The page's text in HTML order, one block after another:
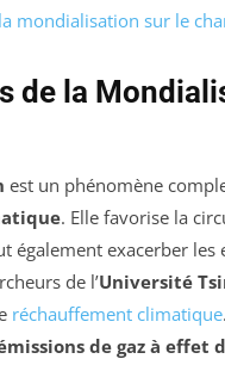
mondialisation sur le
de la
est un phénomène
. Elle favorise la
également exacerber
de l’Université
réchauffement climatique
de gaz à effet